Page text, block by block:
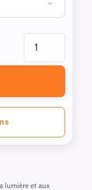
lumière et aux